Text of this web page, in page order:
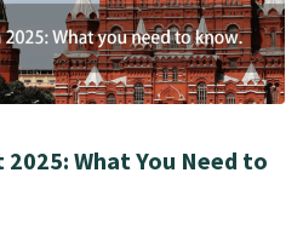
2025: What You Need to